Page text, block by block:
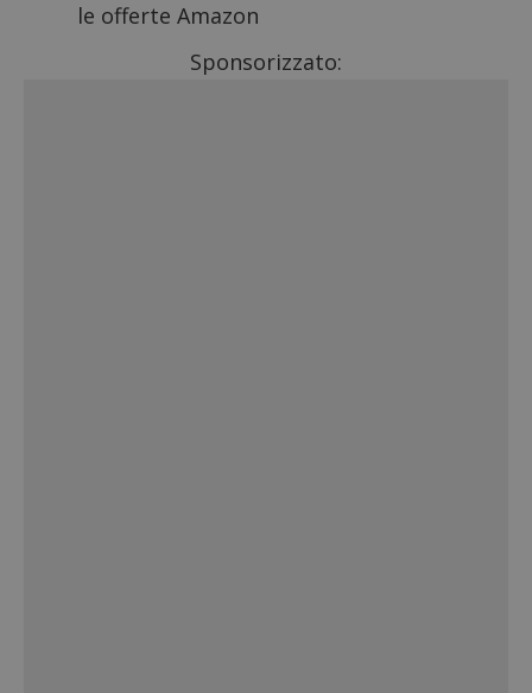
le offerte Amazon
Sponsorizzato: